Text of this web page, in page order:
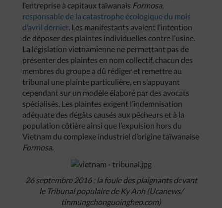
l’entreprise à capitaux taïwanais Formosa,
responsable de la catastrophe écologique du mois
d’avril dernier. Les manifestants avaient l’intention
de déposer des plaintes individuelles contre l’usine.
La législation vietnamienne ne permettant pas de
présenter des plaintes en nom collectif, chacun des
membres du groupe a dû rédiger et remettre au
tribunal une plainte particulière, en s’appuyant
cependant sur un modèle élaboré par des avocats
spécialisés. Les plaintes exigent l’indemnisation
adéquate des dégâts causés aux pêcheurs et à la
population côtière ainsi que l’expulsion hors du
Vietnam du complexe industriel d’origine taïwanaise
Formosa.
26 septembre 2016 : la foule des plaignants devant
le Tribunal populaire de Ky Anh (Ucanews/
tinmungchonguoingheo.com)